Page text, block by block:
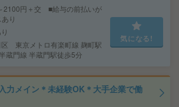
2100円＋交 ■給与の前払いが
り
区 東京メトロ有楽町線 麹町駅
蔵門線 半蔵門駅徒歩5分
気になる!
力メイン＊未経験OK＊大手企業で働